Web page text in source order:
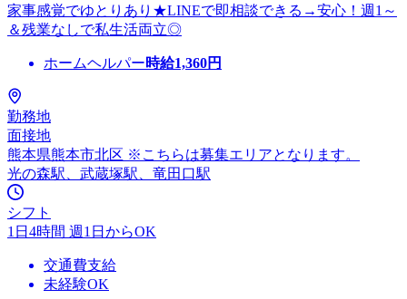
家事感覚でゆとりあり★LINEで即相談できる→安心！週1～
＆残業なしで私生活両立◎
ホームヘルパー時給1,360円
勤務地
面接地
熊本県熊本市北区 ※こちらは募集エリアとなります。
光の森駅、武蔵塚駅、竜田口駅
シフト
1日4時間 週1日からOK
交通費支給
未経験OK